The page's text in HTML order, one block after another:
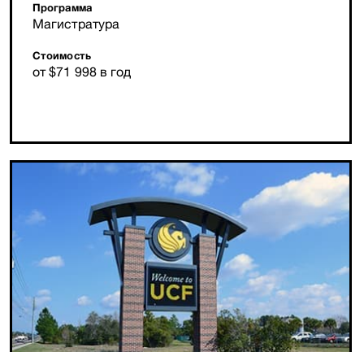
Программа
Магистратура
Стоимость
от $71 998 в год